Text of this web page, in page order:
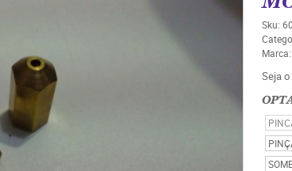
Sku:
Marca:
Seja